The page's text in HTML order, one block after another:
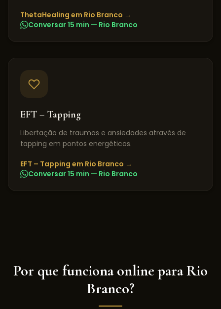
ThetaHealing em Rio Branco →
Conversar 15 min — Rio Branco
EFT – Tapping
Libertação de traumas e ansiedades através de
tapping em pontos energéticos.
EFT – Tapping em Rio Branco →
Conversar 15 min — Rio Branco
Por que funciona online paraRio
Branco?